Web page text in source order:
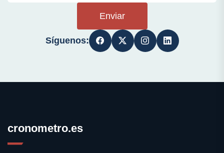
Enviar
Síguenos:
cronometro.es